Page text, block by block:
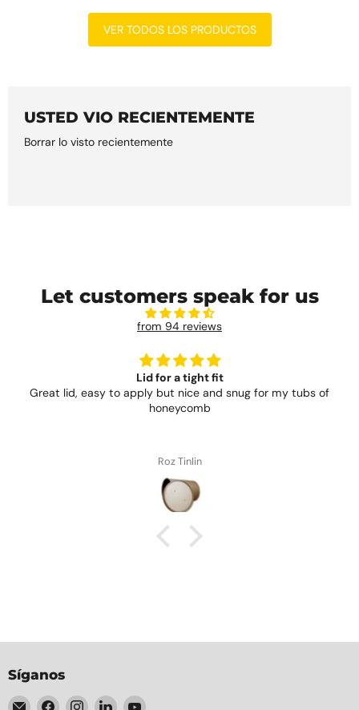
VER TODOS LOS PRODUCTOS
USTED VIO RECIENTEMENTE
Borrar lo visto recientemente
Let customers speak for us
from 94 reviews
Lid for a tight fit
Great lid, easy to apply but nice and snug for my tubs of
honeycomb
Roz Tinlin
Síganos
Encuéntrenos
Encuéntrenos
Encuéntrenos
Encuéntrenos
Encuéntrenos